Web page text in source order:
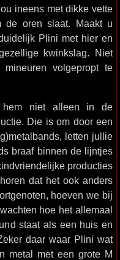
ineens met dikke vette
de oren slaat. Maakt u
Plini met hier en
kwinkslag. Niet
volgepropt te
hem niet alleen in de
Die is om door een
letten jullie
braaf binnen de lijntjes
producties
dat het ook anders
hoeven we bij
hoe het allemaal
staat als een huis en
daar waar Plini wat
metal met een grote M